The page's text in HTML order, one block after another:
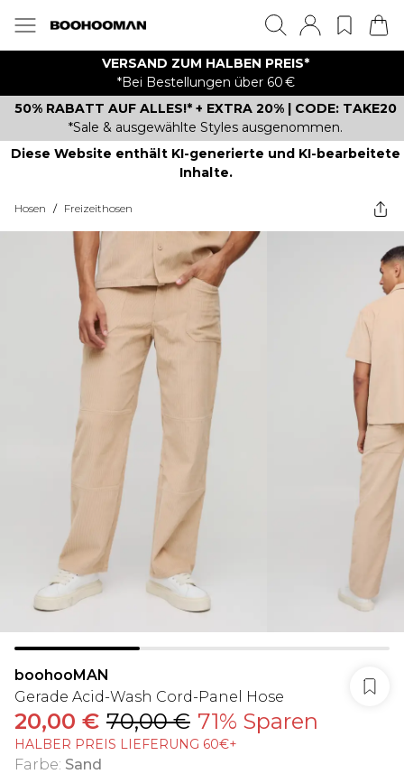
VERSAND ZUM HALBEN PREIS*
*Bei Bestellungen über 60 €
50% RABATT AUF ALLES!* + EXTRA 20% | CODE: TAKE20
*Sale & ausgewählte Styles ausgenommen.
Diese Website enthält KI-generierte und KI-bearbeitete
Inhalte.
Hosen / Freizeithosen
boohooMAN
Gerade Acid-Wash Cord-Panel Hose
20,00 € 70,00 € 71% Sparen
HALBER PREIS LIEFERUNG 60€+
Farbe: Sand